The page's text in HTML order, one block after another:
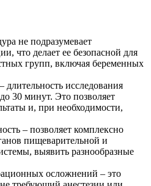
не подразумевает
что делает ее безопасной для
групп, включая беременных
длительность исследования
30 минут. Это позволяет
и, при необходимости,
– позволяет комплексно
пищеварительной и
выявить разнообразные
осложнений – это